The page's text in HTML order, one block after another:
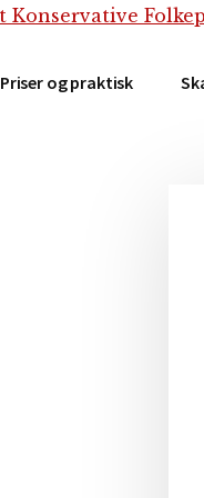
Priser og praktisk